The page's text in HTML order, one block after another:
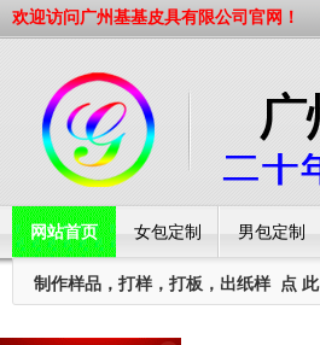
欢迎访问广州基基皮具有限公司官网！
网站首页 女包定制 男包定制
工厂简介
制作样品，打样，打板，出纸样 点 此